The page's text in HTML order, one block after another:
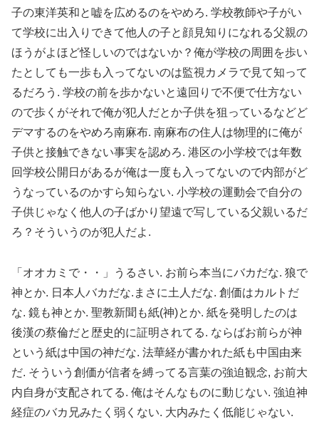
子の東洋英和と嘘を広めるのをやめろ. 学校教師や子がい
て学校に出入りできて他人の子と顔見知りになれる父親の
ほうがよほど怪しいのではないか？俺が学校の周囲を歩い
たとしても一歩も入ってないのは監視カメラで見て知って
るだろう. 学校の前を歩かないと遠回りで不便で仕方ない
ので歩くがそれで俺が犯人だとか子供を狙っているなどど
デマするのをやめろ南麻布. 南麻布の住人は物理的に俺が
子供と接触できない事実を認めろ. 港区の小学校では年数
回学校公開日があるが俺は一度も入ってないので内部がど
うなっているのかすら知らない. 小学校の運動会で自分の
子供じゃなく他人の子ばかり望遠で写している父親いるだ
ろ？そういうのが犯人だよ.
「オオカミで・・」うるさい. お前ら本当にバカだな. 狼で
神とか. 日本人バカだな.まさに土人だな. 創価はカルトだ
な. 鏡も神とか. 聖教新聞も紙(神)とか. 紙を発明したのは
後漢の蔡倫だと歴史的に証明されてる. ならばお前らが神
という紙は中国の神だな. 法華経が書かれた紙も中国由来
だ. そういう創価が信者を縛ってる言葉の強迫観念, お前大
内自身が支配されてる. 俺はそんなものに動じない. 強迫神
経症のバカ兄みたく弱くない. 大内みたく低能じゃない.